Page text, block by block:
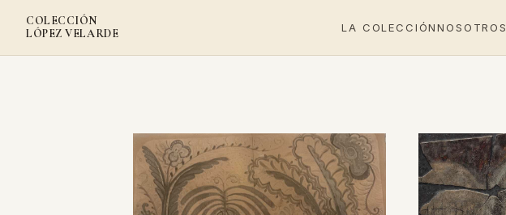
COLECCIÓN
LÓPEZ VELARDE
LA COLECCIÓNNOSOTROS